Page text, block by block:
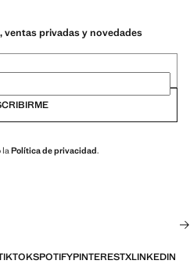
ventas privadas y novedades
la Política de privacidad.
SPOTIFYPINTERESTXLINKEDIN